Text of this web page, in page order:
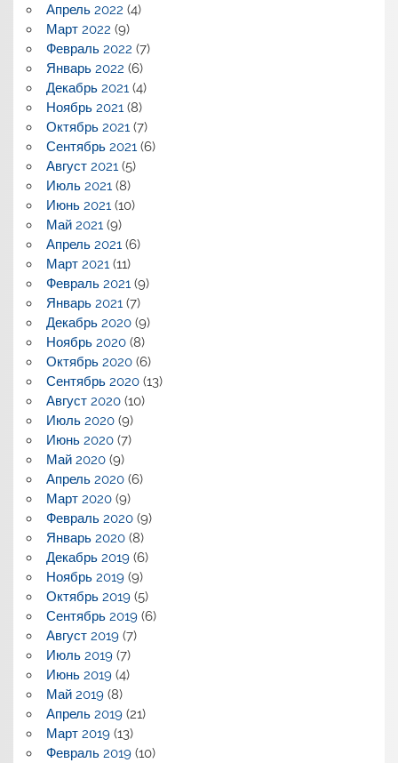
Апрель 2022 (4)
Март 2022 (9)
Февраль 2022 (7)
Январь 2022 (6)
Декабрь 2021(4)
Ноябрь 2021(8)
Октябрь 2021(7)
Сентябрь 2021(6)
Август 2021(5)
Июль 2021(8)
Июнь 2021(10)
Май 2021(9)
Апрель 2021(6)
Март 2021(11)
Февраль 2021(9)
Январь 2021(7)
Декабрь 2020(9)
Ноябрь 2020(8)
Октябрь 2020(6)
Сентябрь 2020(13)
Август 2020(10)
Июль 2020(9)
Июнь 2020(7)
Май 2020(9)
Апрель 2020(6)
Март 2020(9)
Февраль 2020(9)
Январь 2020(8)
Декабрь 2019(6)
Ноябрь 2019(9)
Октябрь 2019(5)
Сентябрь 2019(6)
Август 2019(7)
Июль 2019(7)
Июнь 2019(4)
Май 2019(8)
Апрель 2019(21)
Март 2019(13)
Февраль 2019(10)